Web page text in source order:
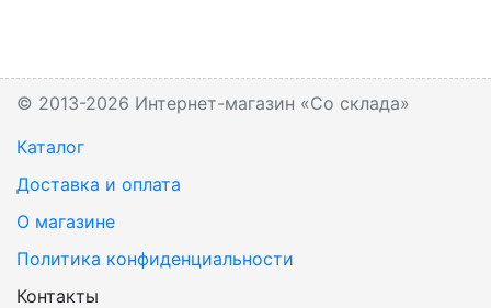
© 2013-2026 Интернет-магазин «Со склада»
Каталог
Доставка и оплата
О магазине
Политика конфиденциальности
Контакты